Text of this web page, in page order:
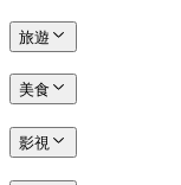
旅遊
美食
影視